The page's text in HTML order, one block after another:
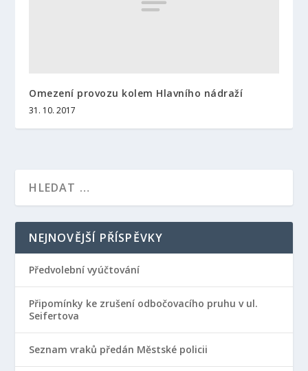
Omezení provozu kolem Hlavního nádraží
31. 10. 2017
NEJNOVĚJŠÍ PŘÍSPĚVKY
Předvolební vyúčtování
Připomínky ke zrušení odbočovacího pruhu v ul.
Seifertova
Seznam vraků předán Městské policii